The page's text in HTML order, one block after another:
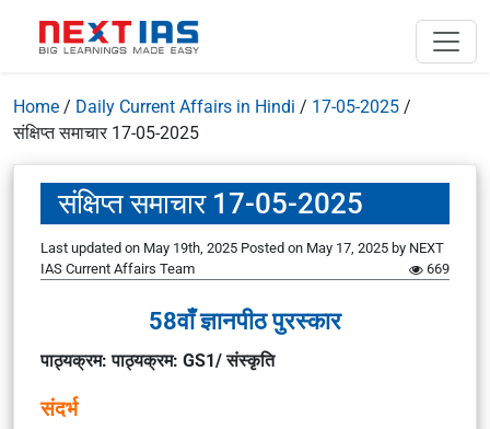
Home / Daily Current Affairs in Hindi / 17-05-2025 /
संक्षिप्त समाचार 17-05-2025
संक्षिप्त समाचार 17-05-2025
Last updated on May 19th, 2025 Posted on May 17, 2025 by NEXT
IAS Current Affairs Team
669
58वाँ ज्ञानपीठ पुरस्कार
पाठ्यक्रम: पाठ्यक्रम: GS1/ संस्कृति
संदर्भ